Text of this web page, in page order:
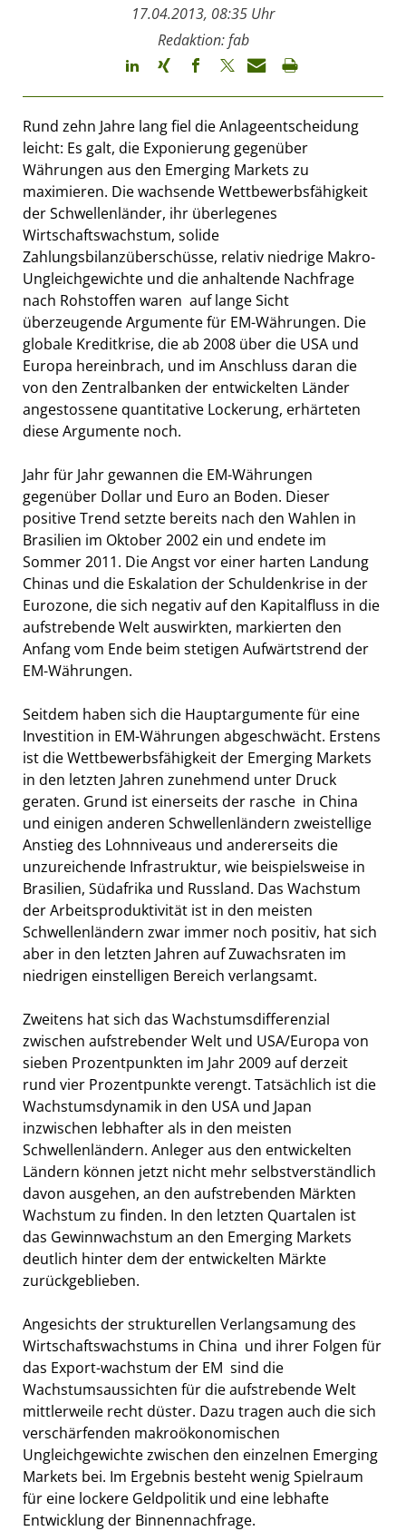
17.04.2013, 08:35 Uhr
Redaktion: fab
Rund zehn Jahre lang fiel die Anlageentscheidung
leicht: Es galt, die Exponierung gegenüber
Währungen aus den Emerging Markets zu
maximieren. Die wachsende Wettbewerbsfähigkeit
der Schwellenländer, ihr überlegenes
Wirtschaftswachstum, solide
Zahlungsbilanzüberschüsse, relativ niedrige Makro-
Ungleichgewichte und die anhaltende Nachfrage
nach Rohstoffen waren  auf lange Sicht 
überzeugende Argumente für EM-Währungen. Die
globale Kreditkrise, die ab 2008 über die USA und
Europa hereinbrach, und im Anschluss daran die
von den Zentralbanken der entwickelten Länder
angestossene quantitative Lockerung, erhärteten
diese Argumente noch.
Jahr für Jahr gewannen die EM-Währungen
gegenüber Dollar und Euro an Boden. Dieser
positive Trend setzte bereits nach den Wahlen in
Brasilien im Oktober 2002 ein und endete im
Sommer 2011. Die Angst vor einer harten Landung
Chinas und die Eskalation der Schuldenkrise in der
Eurozone, die sich negativ auf den Kapitalfluss in die
aufstrebende Welt auswirkten, markierten den
Anfang vom Ende beim stetigen Aufwärtstrend der
EM-Währungen.
Seitdem haben sich die Hauptargumente für eine
Investition in EM-Währungen abgeschwächt. Erstens
ist die Wettbewerbsfähigkeit der Emerging Markets
in den letzten Jahren zunehmend unter Druck
geraten. Grund ist einerseits der rasche  in China
und einigen anderen Schwellenländern zweistellige 
Anstieg des Lohnniveaus und andererseits die
unzureichende Infrastruktur, wie beispielsweise in
Brasilien, Südafrika und Russland. Das Wachstum
der Arbeitsproduktivität ist in den meisten
Schwellenländern zwar immer noch positiv, hat sich
aber in den letzten Jahren auf Zuwachsraten im
niedrigen einstelligen Bereich verlangsamt.
Zweitens hat sich das Wachstumsdifferenzial
zwischen aufstrebender Welt und USA/Europa von
sieben Prozentpunkten im Jahr 2009 auf derzeit
rund vier Prozentpunkte verengt. Tatsächlich ist die
Wachstumsdynamik in den USA und Japan
inzwischen lebhafter als in den meisten
Schwellenländern. Anleger aus den entwickelten
Ländern können jetzt nicht mehr selbstverständlich
davon ausgehen, an den aufstrebenden Märkten
Wachstum zu finden. In den letzten Quartalen ist
das Gewinnwachstum an den Emerging Markets
deutlich hinter dem der entwickelten Märkte
zurückgeblieben.
Angesichts der strukturellen Verlangsamung des
Wirtschaftswachstums in China  und ihrer Folgen für
das Export-wachstum der EM  sind die
Wachstumsaussichten für die aufstrebende Welt
mittlerweile recht düster. Dazu tragen auch die sich
verschärfenden makroökonomischen
Ungleichgewichte zwischen den einzelnen Emerging
Markets bei. Im Ergebnis besteht wenig Spielraum
für eine lockere Geldpolitik und eine lebhafte
Entwicklung der Binnennachfrage.